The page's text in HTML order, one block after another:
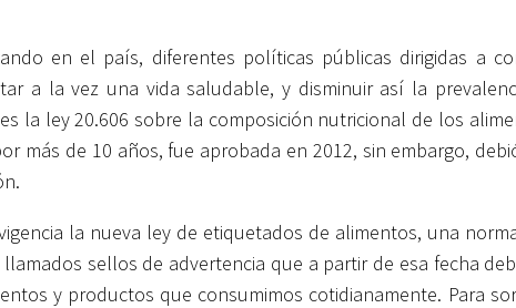
en el país, diferentes políticas públicas dirigidas a
a la vez una vida saludable, y disminuir así la
la ley 20.606 sobre la composición nutricional de los
más de 10 años, fue aprobada en 2012, sin embargo,
la nueva ley de etiquetados de alimentos, una
sellos de advertencia que a partir de esa fecha
y productos que consumimos cotidianamente. Para